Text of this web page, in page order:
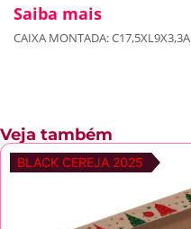
Saiba mais
CAIXA MONTADA: C17,5XL9X3,3A
Veja também
BLACK CEREJA 2025
BLACK CEREJA 2025